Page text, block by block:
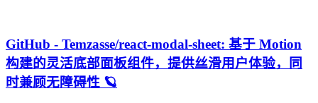
GitHub - Temzasse/react-modal-sheet: 基于 Motion
构建的灵活底部面板组件，提供丝滑用户体验，同
时兼顾无障碍性 🪐